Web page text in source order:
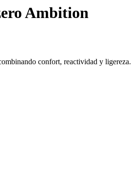
Ambition
confort, reactividad y ligereza.